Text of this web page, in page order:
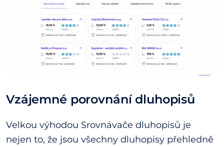
Vzájemné porovnání dluhopisů
Velkou výhodou Srovnávače dluhopisů je
nejen to, že jsou všechny dluhopisy přehledně